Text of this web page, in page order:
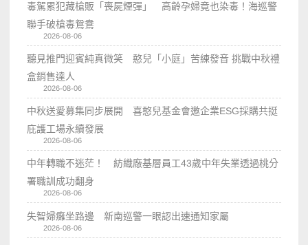
毒駕累犯藏槍販「喪屍煙彈」 高齡孕婦竟也染毒！海巡警
聯手破槍毒鴛鴦
2026-08-06
聽見推門迎賓純真微笑 憨兒「小庭」苦練發音 挑戰中秋禮
盒銷售達人
2026-08-06
中秋送愛募集同步展開 喜憨兒基金會邀企業ESG採購共挺
庇護工場永續發展
2026-08-06
中年轉職不迷茫！ 紡織廠基層員工43歲中年失業透過桃分
署職訓成功翻身
2026-08-06
失智婦癱坐路邊 新南巡警一眼認出速通知家屬
2026-08-06